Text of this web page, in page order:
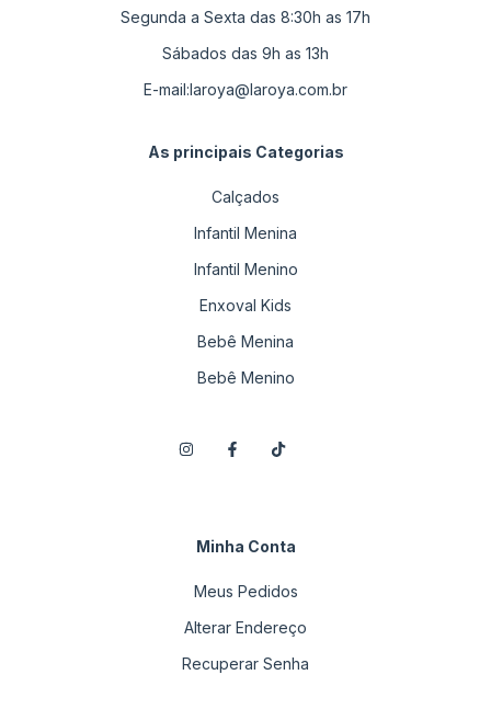
Segunda a Sexta das 8:30h as 17h
Sábados das 9h as 13h
E-mail:laroya@laroya.com.br
As principais Categorias
Calçados
Infantil Menina
Infantil Menino
Enxoval Kids
Bebê Menina
Bebê Menino
Minha Conta
Meus Pedidos
Alterar Endereço
Recuperar Senha